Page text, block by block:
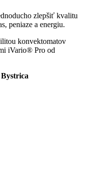
zlepšiť kvalitu
peniaze a energiu.
konvektomatov
iVario® Pro od